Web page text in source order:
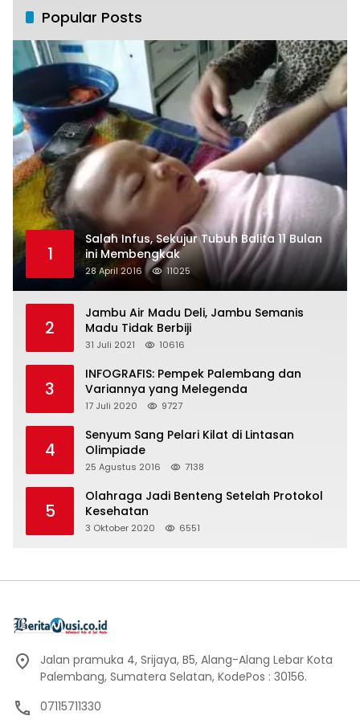
Popular Posts
1
Salah Infus, Sekujur Tubuh Balita 11 Bulan
ini Membengkak
28 April 2016 11025
2
Jambu Air Madu Deli, Jambu Semanis
Madu Tidak Berbiji
31 Juli 2021 10616
3
INFOGRAFIS: Pempek Palembang dan
Variannya yang Melegenda
17 Juli 2020 9727
4
Senyum Sang Pelari Kilat di Lintasan
Olimpiade
25 Agustus 2016 7138
5
Olahraga Jadi Benteng Setelah Protokol
Kesehatan
3 Oktober 2020 6551
Jalan pramuka 4, Srijaya, B5, Alang-Alang Lebar Kota
Palembang, Sumatera Selatan, KodePos : 30156.
07115711330